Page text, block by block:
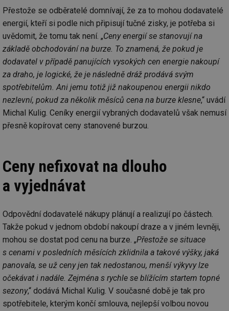
Přestože se odběratelé domnívají, že za to mohou dodavatelé
energií, kteří si podle nich připisují tučné zisky, je potřeba si
uvědomit, že tomu tak není. „Ceny energií se stanovují na
základě obchodování na burze. To znamená, že pokud je
dodavatel v případě panujících vysokých cen energie nakoupí
za draho, je logické, že je následně dráž prodává svým
spotřebitelům. Ani jemu totiž již nakoupenou energii nikdo
nezlevní, pokud za několik měsíců cena na burze klesne,“ uvádí
Michal Kulig. Ceníky energií vybraných dodavatelů však nemusí
přesně kopírovat ceny stanovené burzou.
Ceny nefixovat na dlouho
a vyjednávat
Odpovědní dodavatelé nákupy plánují a realizují po částech.
Takže pokud v jednom období nakoupí draze a v jiném levněji,
mohou se dostat pod cenu na burze. „Přestože se situace
s cenami v posledních měsících zklidnila a takové výšky, jaká
panovala, se už ceny jen tak nedostanou, menší výkyvy lze
očekávat i nadále. Zejména s rychle se blížícím startem topné
sezony,“ dodává Michal Kulig. V současné době je tak pro
spotřebitele, kterým končí smlouva, nejlepší volbou novou